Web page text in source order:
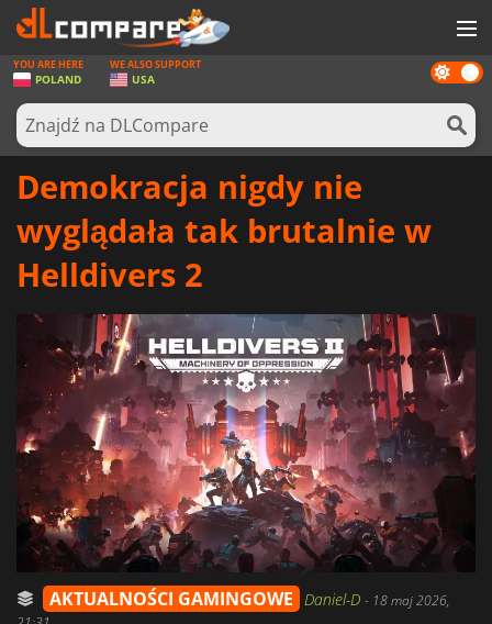
GRY
KARTY DO GIER
OPROGRAMOWANIE
SPRZĘT KOMPUTEROWY
ZALOGUJ SIĘ LUB ZAREJESTRUJ
Dark
mode
YOU ARE HERE
POLAND
WE ALSO SUPPORT
USA
Demokracja nigdy nie
wyglądała tak brutalnie w
Helldivers 2
AKTUALNOŚCI GAMINGOWE Daniel-D - 18 maj 2026,